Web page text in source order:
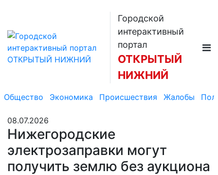
Городской
интерактивный
портал
ОТКРЫТЫЙ
НИЖНИЙ
Общество Экономика Происшествия Жалобы
08.07.2026
Нижегородские
электрозаправки могут
получить землю без аукциона